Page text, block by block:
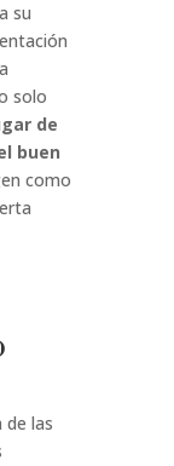
su
solo
de
buen
como
de las